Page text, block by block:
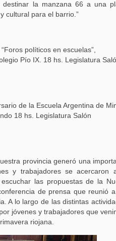
destinar la manzana 66 a una
cultural para el barrio.”
políticos en escuelas”,
Pío IX. 18 hs. Legislatura
de la Escuela Argentina de
18 hs. Legislatura Salón
provincia generó una
y trabajadores se acercaron
las propuestas de la
de prensa que reunió
A lo largo de las distintas
jóvenes y trabajadores que
riojana.